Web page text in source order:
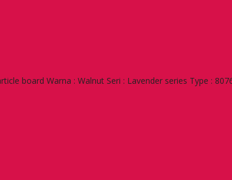
board Warna : Walnut Seri : Lavender series Type :